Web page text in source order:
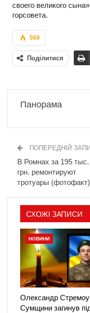
своего великого
горсовета.
569
Поділитися
Панорама
ПОПЕРЕДНІЙ
В Ромнах за 195 тыс.
грн. ремонтируют
тротуары (фотофакт)
СХОЖІ ЗАПИСИ
НОВИНИ
Олександр
Сумщини загинув